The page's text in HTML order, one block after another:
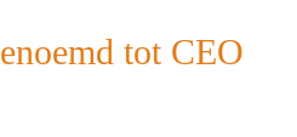
tot CEO